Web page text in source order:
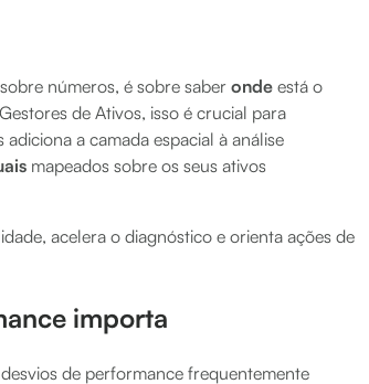
números, é sobre saber onde está o
de Ativos, isso é crucial para
adiciona a camada espacial à análise
mapeados sobre os seus ativos
acelera o diagnóstico e orienta ações de
importa
de performance frequentemente